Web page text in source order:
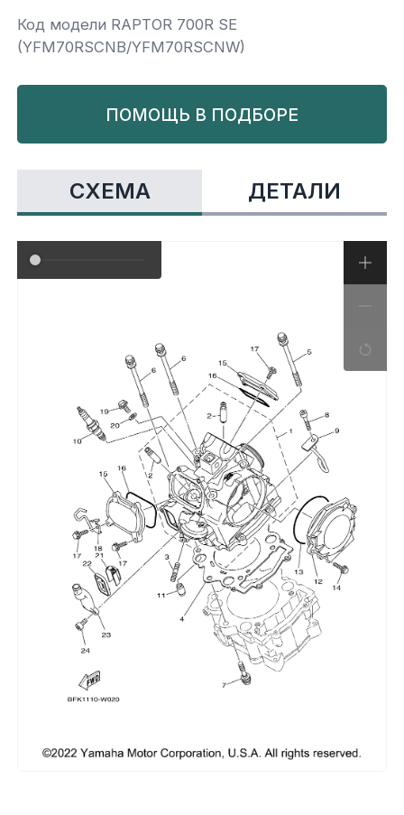
Yamaha
Салонные фильтры
Корпус,пластик
Ремни безопасности
Сиденья
Снегоотвалы
Сумки, кофры
Топливная система
Тормозная система
Трансмиссия
Управление
Хранение и перевозка
Шноркели
Kawasaki
Код модели RAPTOR 700R SE
(YFM70RSCNB/YFM70RSCNW)
ПОМОЩЬ В ПОДБОРЕ
СХЕМА ДЕТАЛИ